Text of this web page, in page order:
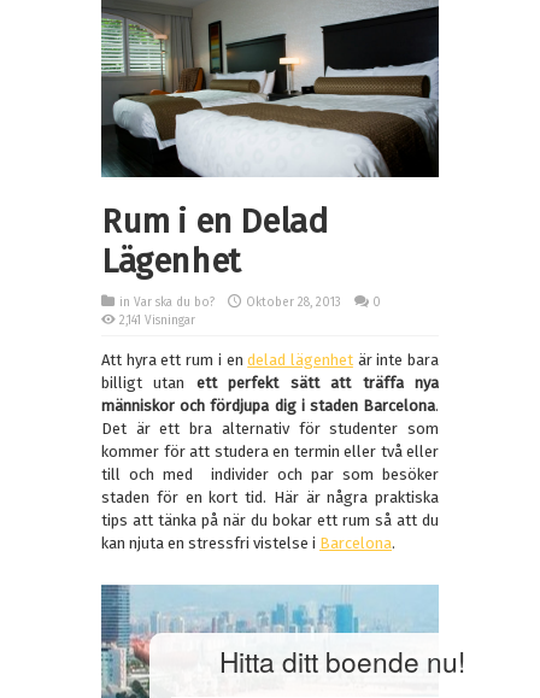
Rum i en Delad
Lägenhet
in Var ska du bo? Oktober 28, 2013
0
2,141 Visningar
Att hyra ett rum i endelad lägenhetär inte bara
billigt utan ett perfekt sätt att träffa nya
människor och fördjupa dig i staden Barcelona.
Det är ett bra alternativ för studenter som
kommer för att studera en termin eller två eller
till och med individer och par som besöker
staden för en kort tid. Här är några praktiska
tips att tänka på när du bokar ett rum så att du
kan njuta en stressfri vistelse i Barcelona.
Hitta ditt boende nu!